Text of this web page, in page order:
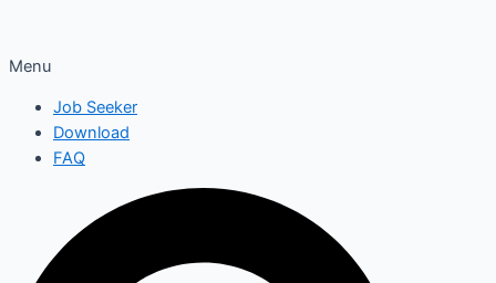
Menu
Job Seeker
Download
FAQ